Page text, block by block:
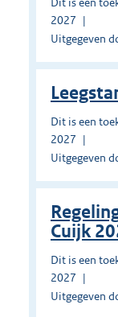
2027
Uitgegeven
Dit is een
2027
Uitgegeven
Cuijk
Dit is een
2027
Uitgegeven